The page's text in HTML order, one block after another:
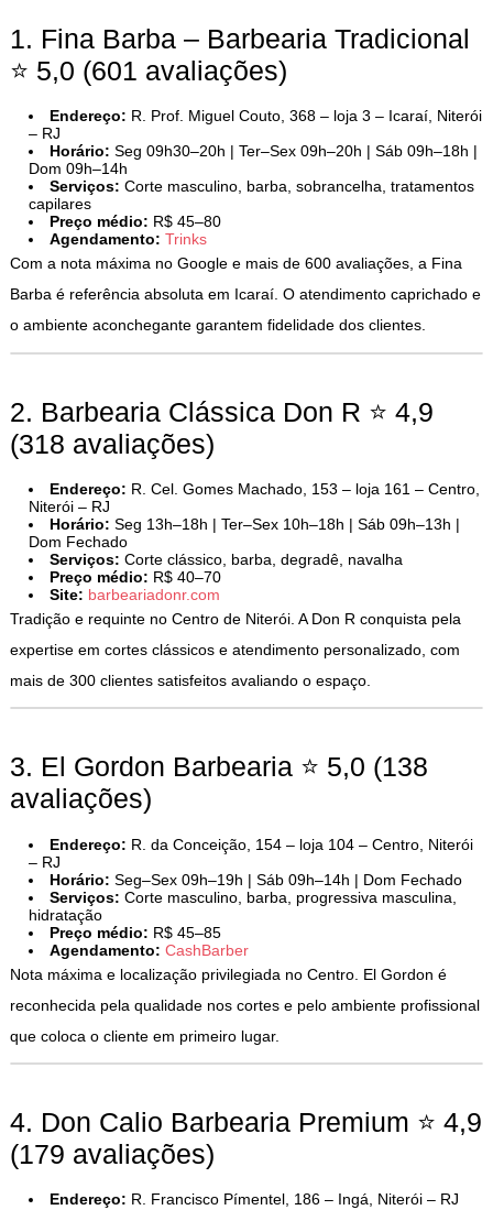
1. Fina Barba – Barbearia Tradicional
⭐ 5,0 (601 avaliações)
Endereço: R. Prof. Miguel Couto, 368 – loja 3 – Icaraí, Niterói
– RJ
Horário: Seg 09h30–20h | Ter–Sex 09h–20h | Sáb 09h–18h |
Dom 09h–14h
Serviços: Corte masculino, barba, sobrancelha, tratamentos
capilares
Preço médio: R$ 45–80
Agendamento: Trinks
Com a nota máxima no Google e mais de 600 avaliações, a Fina
Barba é referência absoluta em Icaraí. O atendimento caprichado e
o ambiente aconchegante garantem fidelidade dos clientes.
2. Barbearia Clássica Don R ⭐ 4,9
(318 avaliações)
Endereço: R. Cel. Gomes Machado, 153 – loja 161 – Centro,
Niterói – RJ
Horário: Seg 13h–18h | Ter–Sex 10h–18h | Sáb 09h–13h |
Dom Fechado
Serviços: Corte clássico, barba, degradê, navalha
Preço médio: R$ 40–70
Site: barbeariadonr.com
Tradição e requinte no Centro de Niterói. A Don R conquista pela
expertise em cortes clássicos e atendimento personalizado, com
mais de 300 clientes satisfeitos avaliando o espaço.
3. El Gordon Barbearia ⭐ 5,0 (138
avaliações)
Endereço: R. da Conceição, 154 – loja 104 – Centro, Niterói
– RJ
Horário: Seg–Sex 09h–19h | Sáb 09h–14h | Dom Fechado
Serviços: Corte masculino, barba, progressiva masculina,
hidratação
Preço médio: R$ 45–85
Agendamento: CashBarber
Nota máxima e localização privilegiada no Centro. El Gordon é
reconhecida pela qualidade nos cortes e pelo ambiente profissional
que coloca o cliente em primeiro lugar.
4. Don Calio Barbearia Premium ⭐ 4,9
(179 avaliações)
Endereço: R. Francisco Pímentel, 186 – Ingá, Niterói – RJ